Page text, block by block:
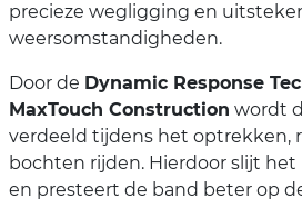
precieze wegligging en
weersomstandigheden.
Door de Dynamic Response
MaxTouch Construction wordt
verdeeld tijdens het optrekken,
bochten rijden. Hierdoor slijt het
en presteert de band beter op